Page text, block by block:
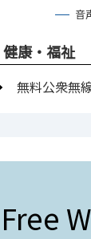
音
健康・福祉
無料公衆無